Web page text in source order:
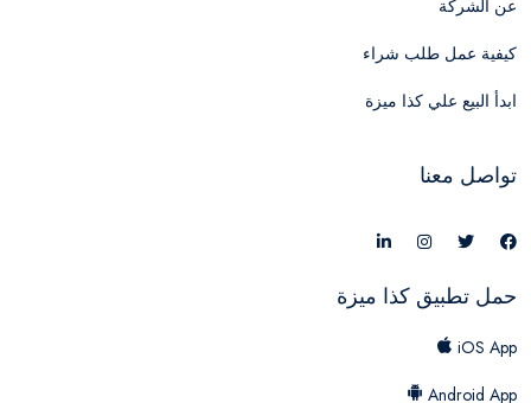
عن الشركة
كيفية عمل طلب شراء
ابدأ البيع علي كذا ميزة
تواصل معنا
حمل تطبيق كذا ميزة
iOS App
Android App